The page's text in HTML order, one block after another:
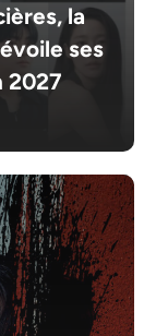
la
ses
2027